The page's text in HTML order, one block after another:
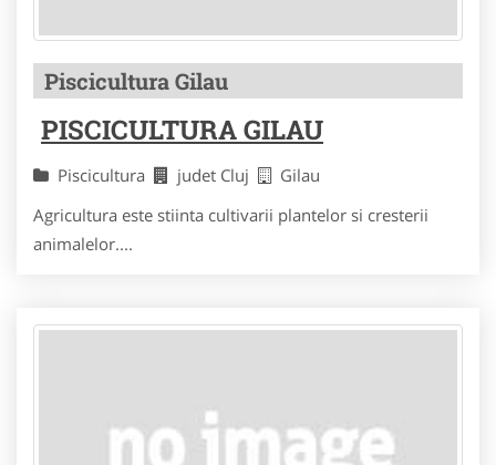
Piscicultura Gilau
PISCICULTURA GILAU
Piscicultura judet Cluj
Gilau
Agricultura este stiinta cultivarii plantelor si cresterii
animalelor....